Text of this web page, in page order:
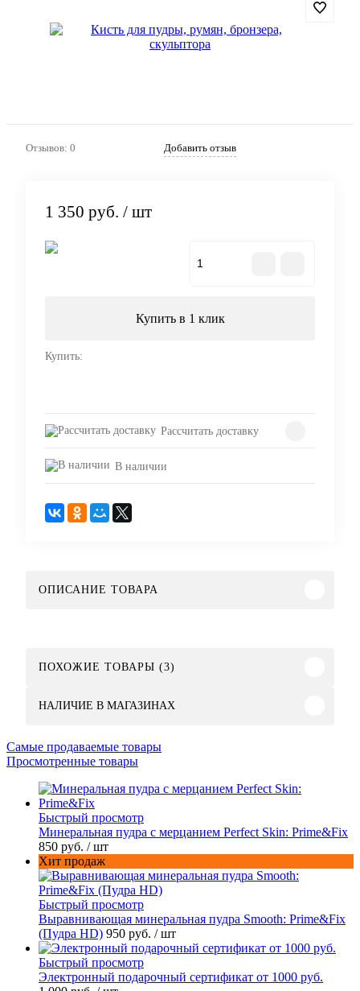
Отзывов: 0 Добавить отзыв
1 350 руб. / шт
Купить в 1 клик
Купить:
Рассчитать доставку
В наличии
ОПИСАНИЕ ТОВАРА
ПОХОЖИЕ ТОВАРЫ (3)
НАЛИЧИЕ В МАГАЗИНАХ
Самые продаваемые товары
Просмотренные товары
Быстрый просмотр
Минеральная пудра с мерцанием Perfect Skin: Prime&Fix
850 руб. / шт
Хит продаж
Быстрый просмотр
Выравнивающая минеральная пудра Smooth: Prime&Fix
(Пудра HD) 950 руб. / шт
Быстрый просмотр
Электронный подарочный сертификат от 1000 руб.